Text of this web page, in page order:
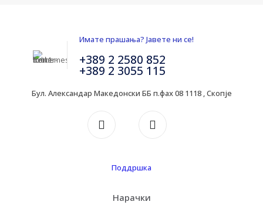
Имате прашања? Јавете ни се!
+389 2 2580 852
+389 2 3055 115
Бул. Александар Македонски ББ п.фах 08 1118 , Скопје
Поддршка
Нарачки